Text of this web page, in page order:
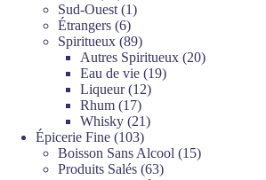
produits
Sud-Ouest 11
Étrangers 66
produits
Spiritueux 8989
produits
Autres Spiritueux 2020
Eau de vie 1919
Liqueur 1212
Rhum 1717
produits
Whisky 2121
Épicerie Fine 103103
produits
Boisson Sans Alcool 1515
Produits Salés 6363